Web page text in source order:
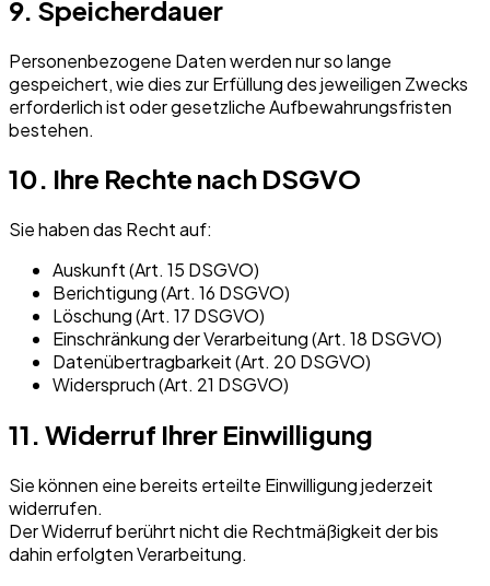
9. Speicherdauer
Personenbezogene Daten werden nur so lange
gespeichert, wie dies zur Erfüllung des jeweiligen Zwecks
erforderlich ist oder gesetzliche Aufbewahrungsfristen
bestehen.
10. Ihre Rechte nach DSGVO
Sie haben das Recht auf:
Auskunft (Art. 15 DSGVO)
Berichtigung (Art. 16 DSGVO)
Löschung (Art. 17 DSGVO)
Einschränkung der Verarbeitung (Art. 18 DSGVO)
Datenübertragbarkeit (Art. 20 DSGVO)
Widerspruch (Art. 21 DSGVO)
11. Widerruf Ihrer Einwilligung
Sie können eine bereits erteilte Einwilligung jederzeit
widerrufen.
Der Widerruf berührt nicht die Rechtmäßigkeit der bis
dahin erfolgten Verarbeitung.